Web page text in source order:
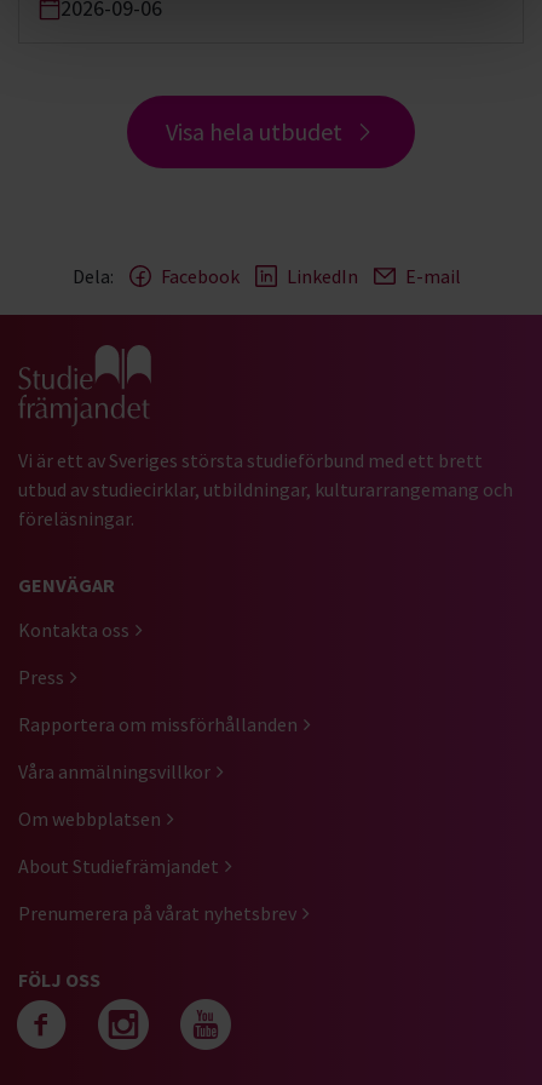
2026-09-06
Visa hela utbudet
Dela: Facebook LinkedIn E-mail
Gå till studiefrämjandets startsida
Vi är ett av Sveriges största studieförbund med ett brett
utbud av studiecirklar, utbildningar, kulturarrangemang och
föreläsningar.
GENVÄGAR
Kontakta oss
Press
Rapportera om missförhållanden
Våra anmälningsvillkor
Om webbplatsen
About Studiefrämjandet
Prenumerera på vårat nyhetsbrev
FÖLJ OSS
Följ oss på facebook
Följ oss på
Följ oss på